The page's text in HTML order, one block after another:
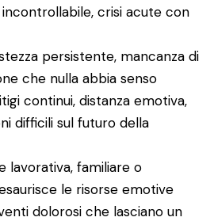
crisi acute con
persistente, mancanza di
che nulla abbia senso
continui, distanza emotiva,
difficili sul futuro della
lavorativa, familiare o
le risorse emotive
dolorosi che lasciano un